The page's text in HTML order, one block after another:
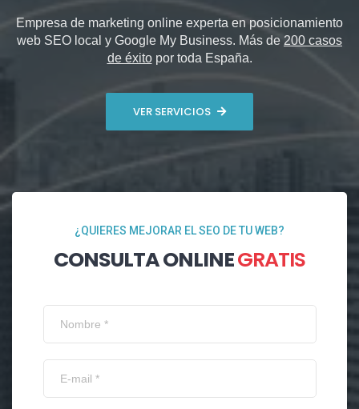
Empresa de marketing online experta en posicionamiento
web SEO local y Google My Business. Más de 200 casos
de éxitopor toda España.
VER SERVICIOS
¿QUIERES MEJORAR EL SEO DE TU WEB?
CONSULTA ONLINEGRATIS